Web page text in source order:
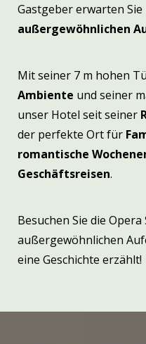
Gastgeber erwarten Sie
außergewöhnlichen
Mit seiner 7 m hohen
Ambiente und seiner
unser Hotel seit seiner
der perfekte Ort für
romantische
Geschäftsreisen.
Besuchen Sie die
außergewöhnlichen
eine Geschichte erzählt!